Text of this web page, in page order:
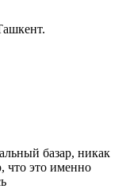
базар, никак
что это именно